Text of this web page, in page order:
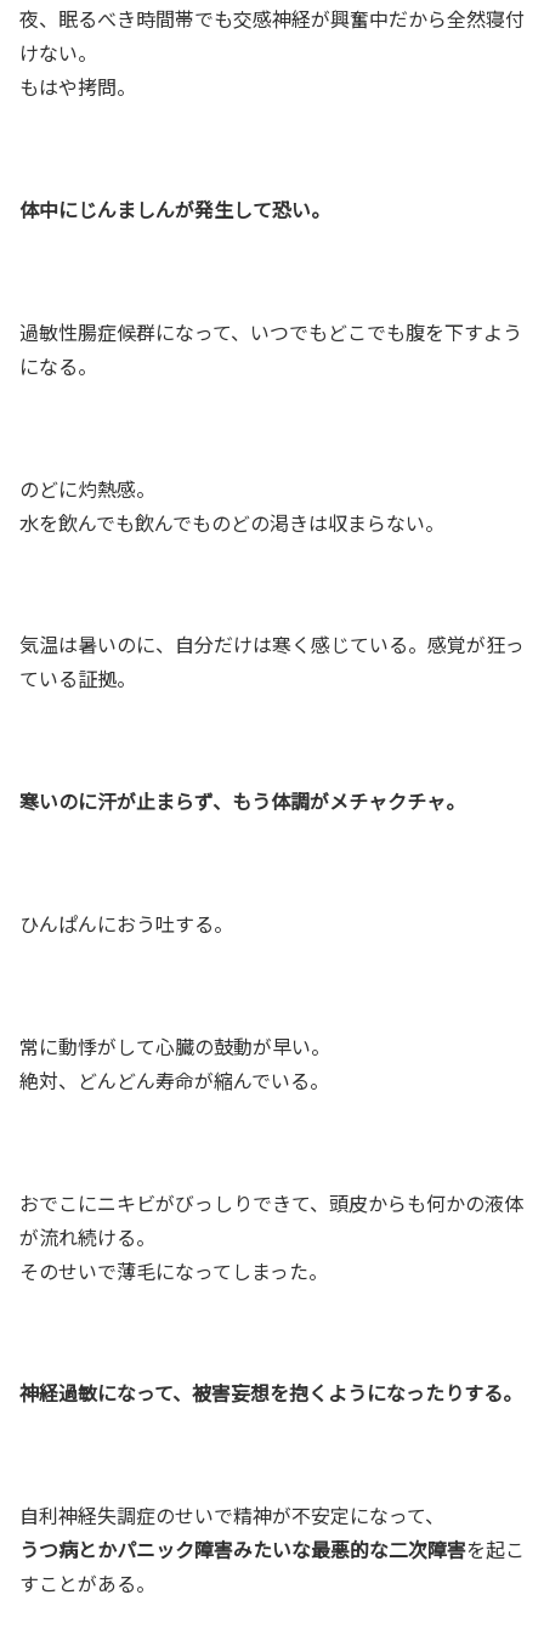
夜、眠るべき時間帯でも交感神経が興奮中だから全然寝付
けない。
もはや拷問。
体中にじんましんが発生して恐い。
過敏性腸症候群になって、いつでもどこでも腹を下すよう
になる。
のどに灼熱感。
水を飲んでも飲んでものどの渇きは収まらない。
気温は暑いのに、自分だけは寒く感じている。感覚が狂っ
ている証拠。
寒いのに汗が止まらず、もう体調がメチャクチャ。
ひんぱんにおう吐する。
常に動悸がして心臓の鼓動が早い。
絶対、どんどん寿命が縮んでいる。
おでこにニキビがびっしりできて、頭皮からも何かの液体
が流れ続ける。
そのせいで薄毛になってしまった。
神経過敏になって、被害妄想を抱くようになったりする。
自利神経失調症のせいで精神が不安定になって、
うつ病とかパニック障害みたいな最悪的な二次障害を起こ
すことがある。